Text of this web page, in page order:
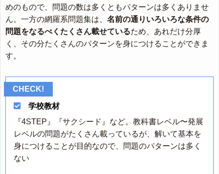
めのもので、問題の数は多くともパターンは多くありませ
ん。一方の網羅系問題集は、 名前の通りいろいろな条件の
問題をなるべくたくさん載せているため、あれだけ分厚
く、その分たくさんのパターンを身につけることができま
す。
学校教材
『4STEP』『サクシード』など。教科書レベル〜発展
レベルの問題がたくさん載っているが、解いて基本を
身につけることが目的なので、問題のパターンは多く
ない